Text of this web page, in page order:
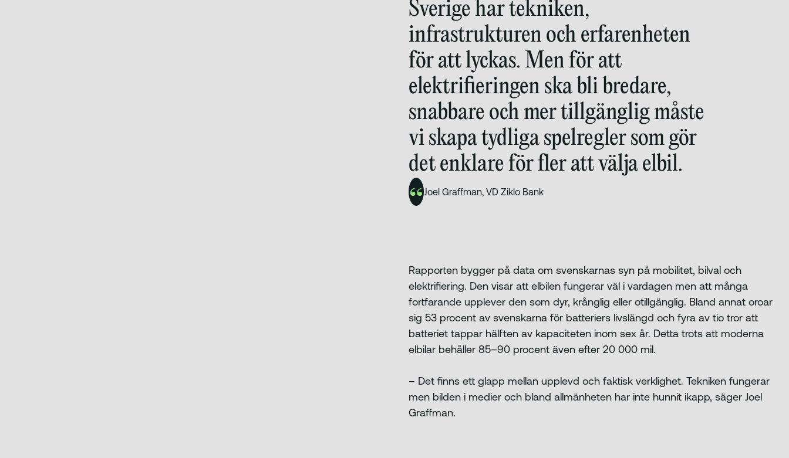
Sverige har tekniken,
infrastrukturen och erfarenheten
för att lyckas. Men för att
elektrifieringen ska bli bredare,
snabbare och mer tillgänglig måste
vi skapa tydliga spelregler som gör
det enklare för fler att välja elbil.
Joel Graffman, VD Ziklo Bank
Rapporten bygger på data om svenskarnas syn på mobilitet, bilval och
elektrifiering. Den visar att elbilen fungerar väl i vardagen men att många
fortfarande upplever den som dyr, krånglig eller otillgänglig. Bland annat oroar
sig 53 procent av svenskarna för batteriers livslängd och fyra av tio tror att
batteriet tappar hälften av kapaciteten inom sex år. Detta trots att moderna
elbilar behåller 85–90 procent även efter 20 000 mil.
– Det finns ett glapp mellan upplevd och faktisk verklighet. Tekniken fungerar
men bilden i medier och bland allmänheten har inte hunnit ikapp, säger Joel
Graffman.